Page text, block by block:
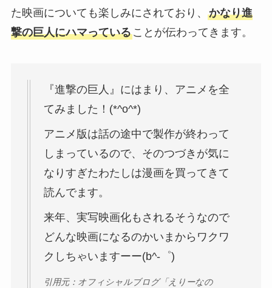
た映画についても楽しみにされており、 かなり進
撃の巨人にハマっていることが伝わってきます。
『進撃の巨人』にはまり、アニメを全
てみました！(*^o^*)
アニメ版は話の途中で製作が終わって
しまっているので、そのつづきが気に
なりすぎたわたしは漫画を買ってきて
読んでます。
来年、実写映画化もされるそうなので
どんな映画になるのかいまからワクワ
クしちゃいますーー(b^-゜)
引用元：オフィシャルブログ「えりーなの